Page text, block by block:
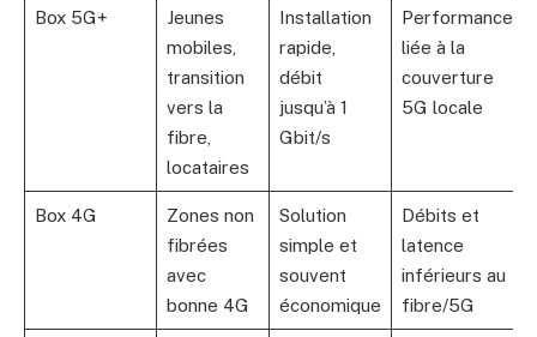
Box 5G+
Jeunes
mobiles,
transition
vers la
fibre,
locataires
Installation
rapide,
débit
jusqu’à 1
Gbit/s
Performance
liée à la
couverture
5G locale
Box 4G
Zones non
fibrées
avec
bonne 4G
Solution
simple et
souvent
économique
Débits et
latence
inférieurs au
fibre/5G